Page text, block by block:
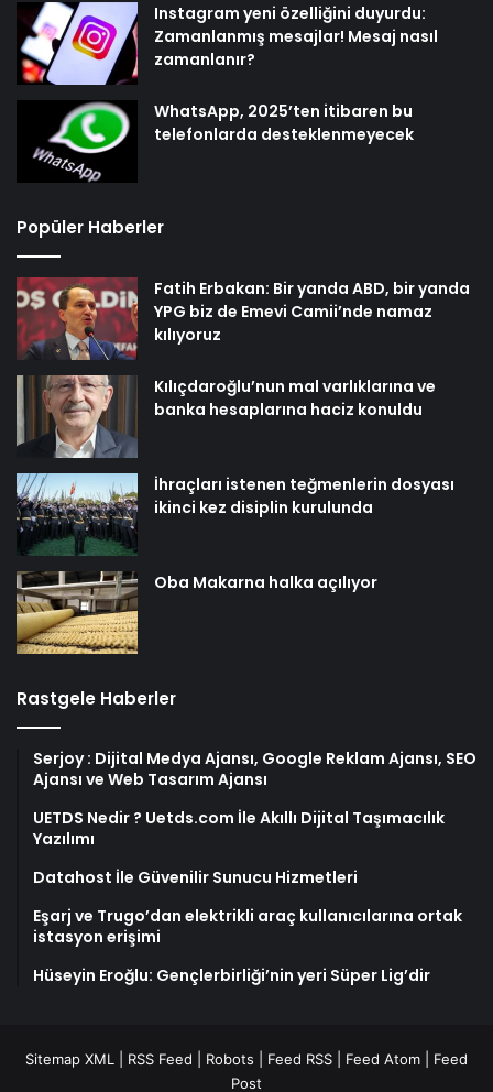
Instagram yeni özelliğini duyurdu:
Zamanlanmış mesajlar! Mesaj nasıl
zamanlanır?
WhatsApp, 2025’ten itibaren bu
telefonlarda desteklenmeyecek
Popüler Haberler
Fatih Erbakan: Bir yanda ABD, bir yanda
YPG biz de Emevi Camii’nde namaz
kılıyoruz
Kılıçdaroğlu’nun mal varlıklarına ve
banka hesaplarına haciz konuldu
İhraçları istenen teğmenlerin dosyası
ikinci kez disiplin kurulunda
Oba Makarna halka açılıyor
Rastgele Haberler
Serjoy : Dijital Medya Ajansı, Google Reklam Ajansı, SEO
Ajansı ve Web Tasarım Ajansı
UETDS Nedir ? Uetds.com İle Akıllı Dijital Taşımacılık
Yazılımı
Datahost İle Güvenilir Sunucu Hizmetleri
Eşarj ve Trugo’dan elektrikli araç kullanıcılarına ortak
istasyon erişimi
Hüseyin Eroğlu: Gençlerbirliği’nin yeri Süper Lig’dir
Sitemap XML RSS Feed Robots Feed RSS Feed Atom
Feed
Post